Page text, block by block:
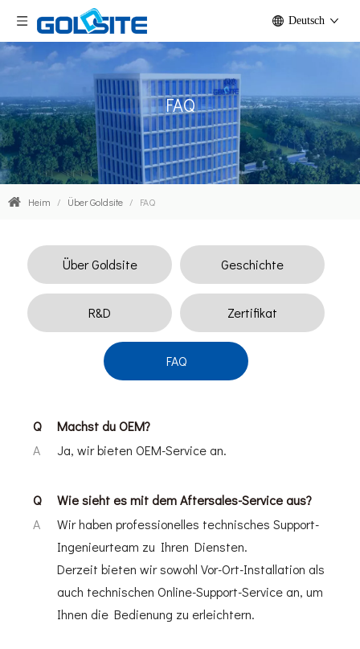
Deutsch
FAQ
Heim / Über Goldsite / FAQ
Über Goldsite Geschichte
R&D Zertifikat
FAQ
Q
Machst du OEM?
A
Ja, wir bieten OEM-Service an.
Q
Wie sieht es mit dem Aftersales-Service aus?
A
Wir haben professionelles technisches Support-
Ingenieurteam zu Ihren Diensten.
Derzeit bieten wir sowohl Vor-Ort-Installation als
auch technischen Online-Support-Service an, um
Ihnen die Bedienung zu erleichtern.